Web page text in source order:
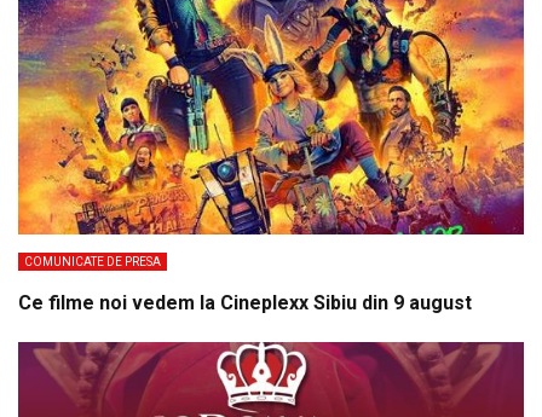
COMUNICATE DE PRESA
Ce filme noi vedem la Cineplexx Sibiu din 9 august